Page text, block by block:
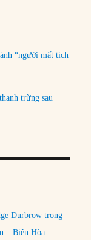
“người mất tích
trừng sau
Durbrow trong
– Biên Hòa